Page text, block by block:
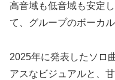
高音域も低音域も安定
て、グループのボーカ
2025年に発表したソロ
アスなビジュアルと、